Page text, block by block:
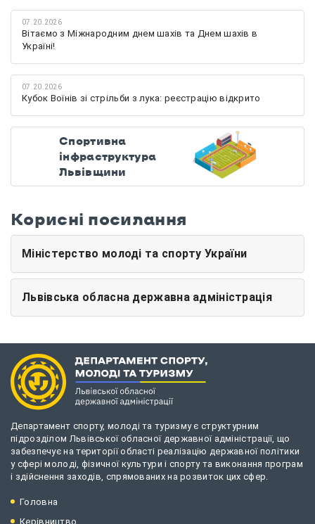
07.20.2026
Вітаємо з Міжнародним днем шахів та Днем шахів в
Україні!
07.20.2026
Кубок Воїнів зі стрільби з лука: реєстрацію відкрито
Спортивна
інфраструктура
Львівщини
Корисні посилання
Міністерство молоді та спорту України
Львівська обласна державна адміністрація
Департамент спорту, молоді та туризму є структурним
підрозділом Львівської обласної державної адміністрації, що
забезпечує на території області реалізацію державної політики
у сфері молоді, фізичної культури і спорту та виконання програм
і здійснення заходів, спрямованих на розвиток цих сфер.
Головна
Керівництво